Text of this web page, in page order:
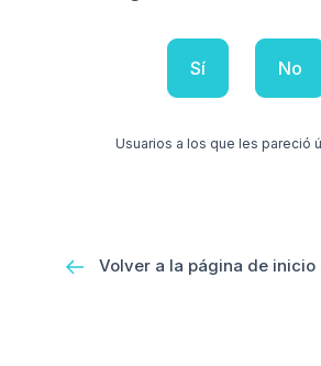
Sí No
Usuarios a los que les pareció
Volver a la página de inicio